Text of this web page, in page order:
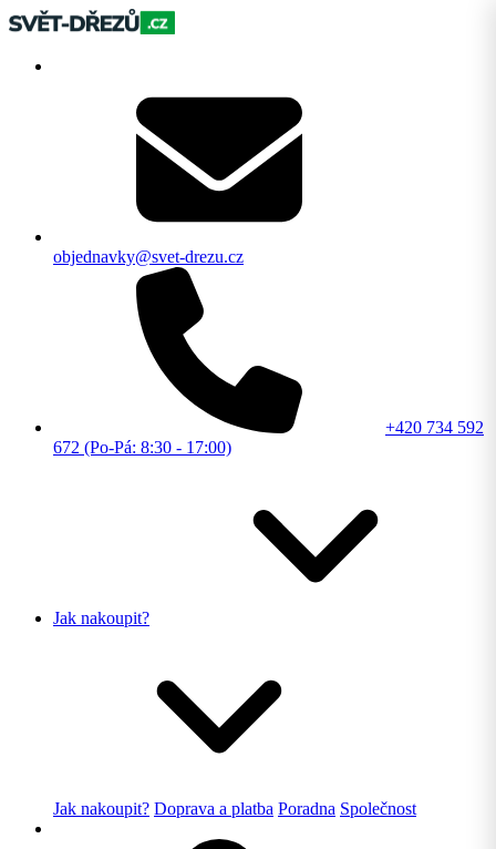
objednavky@svet-drezu.cz
+420 734 592
672 (Po-Pá: 8:30 - 17:00)
Jak nakoupit?
Jak nakoupit? Doprava a platba Poradna Společnost